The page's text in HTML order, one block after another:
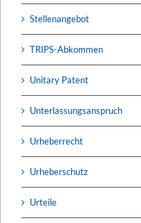
Stellenangebot
TRIPS-Abkommen
Unitary Patent
Unterlassungsanspruch
Urheberrecht
Urheberschutz
Urteile